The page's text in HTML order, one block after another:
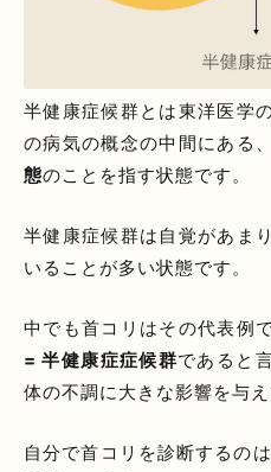
半健康症候群とは東洋医学
の病気の概念の中間にある
態のことを指す状態です。
半健康症候群は自覚があま
いることが多い状態です。
中でも首コリはその代表例
= 半健康症症候群であると
体の不調に大きな影響を与え
自分で首コリを診断するの